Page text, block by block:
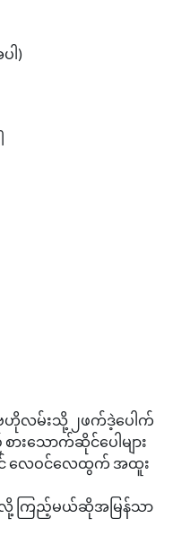
ါ)
ဗဟိုလမ်းသို့ ၂ဖက်ဒဲ့ပေါက်
ားသောက်ဆိုင်ပေါများ
င် လေဝင်လေထွက် အထူး
လို့ ကြည့်မယ်ဆိုအမြန်သာ